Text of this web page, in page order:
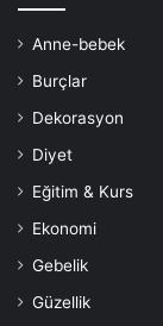
Anne-bebek
Burçlar
Dekorasyon
Diyet
Eğitim & Kurs
Ekonomi
Gebelik
Güzellik